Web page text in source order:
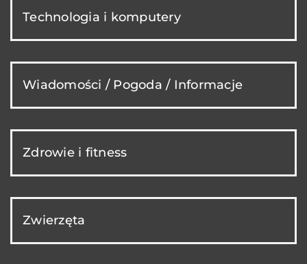
Technologia i komputery
Wiadomości / Pogoda / Informacje
Zdrowie i fitness
Zwierzęta